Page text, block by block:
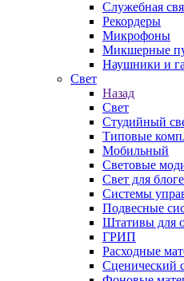
Служебная
Рекордеры
Микрофоны
Микшерные
Наушники и
Свет
Назад
Свет
Студийный
Типовые
Мобильный
Световые
Свет для
Системы
Подвесные
Штативы для
ГРИП
Расходные
Сценический